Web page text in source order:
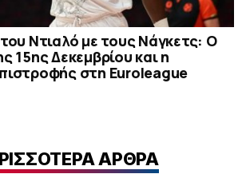
Ντιαλό με τους Νάγκετς: Ο
15ης Δεκεμβρίου και η
στη Euroleague
ΑΡΘΡΑ